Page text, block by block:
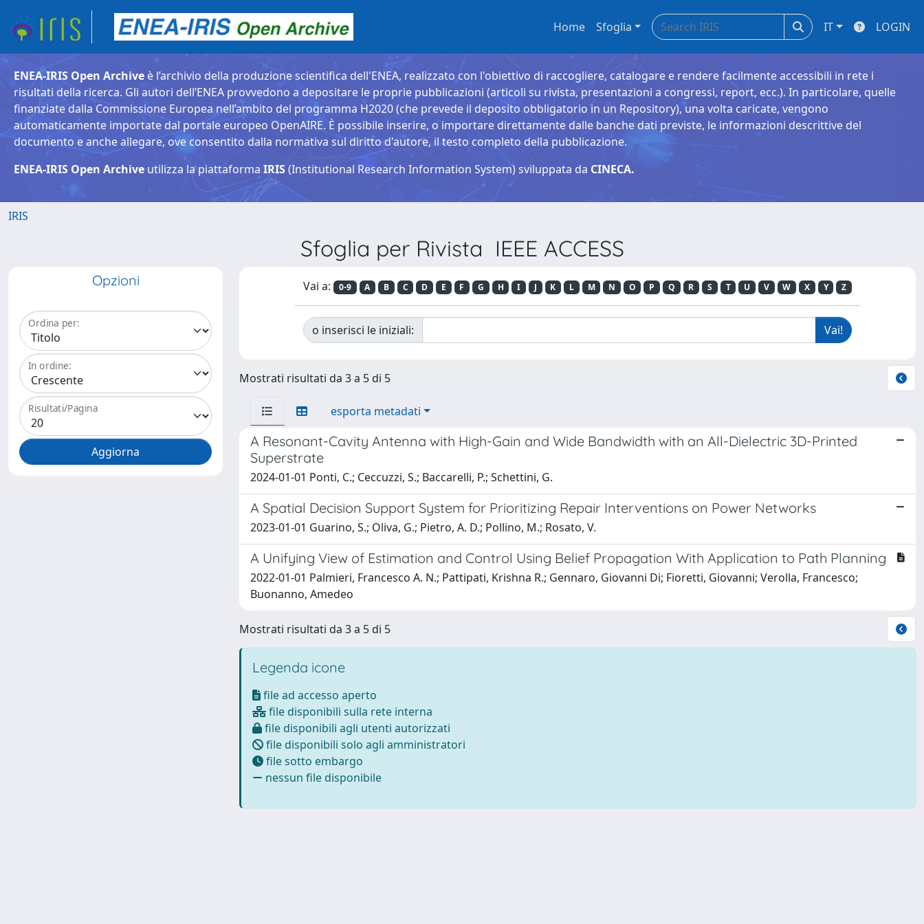
Home Sfoglia IT LOGIN
ENEA-IRIS Open Archive è l’archivio della produzione scientifica dell'ENEA, realizzato con l'obiettivo di raccogliere, catalogare e rendere facilmente accessibili in rete i
risultati della ricerca. Gli autori dell’ENEA provvedono a depositare le proprie pubblicazioni (articoli su rivista, presentazioni a congressi, report, ecc.). In particolare, quelle
finanziate dalla Commissione Europea nell’ambito del programma H2020 (che prevede il deposito obbligatorio in un Repository), una volta caricate, vengono
automaticamente importate dal portale europeo OpenAIRE. È possibile inserire, o importare direttamente dalle banche dati previste, le informazioni descrittive del
documento e anche allegare, ove consentito dalla normativa sul diritto d'autore, il testo completo della pubblicazione.
ENEA-IRIS Open Archive utilizza la piattaforma IRIS(Institutional Research Information System) sviluppata da CINECA.
IRIS
Sfoglia per Rivista IEEE ACCESS
Opzioni
Ordina per:
In ordine:
Risultati/Pagina
Vai a: 0-9 A B C D E F G H I J K L M N O P Q R S T U V W X Y Z
o inserisci le iniziali:
Mostrati risultati da 3 a 5 di 5
esporta metadati
A Resonant-Cavity Antenna with High-Gain and Wide Bandwidth with an All-Dielectric 3D-Printed
Superstrate
2024-01-01 Ponti, C.; Ceccuzzi, S.; Baccarelli, P.; Schettini, G.
A Spatial Decision Support System for Prioritizing Repair Interventions on Power Networks
2023-01-01 Guarino, S.; Oliva, G.; Pietro, A. D.; Pollino, M.; Rosato, V.
A Unifying View of Estimation and Control Using Belief Propagation With Application to Path Planning
2022-01-01 Palmieri, Francesco A. N.; Pattipati, Krishna R.; Gennaro, Giovanni Di; Fioretti, Giovanni; Verolla, Francesco;
Buonanno, Amedeo
Mostrati risultati da 3 a 5 di 5
Legenda icone
file ad accesso aperto
file disponibili sulla rete interna
file disponibili agli utenti autorizzati
file disponibili solo agli amministratori
file sotto embargo
nessun file disponibile